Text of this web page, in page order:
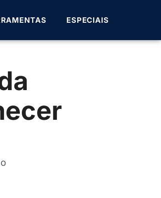
ESPECIAIS